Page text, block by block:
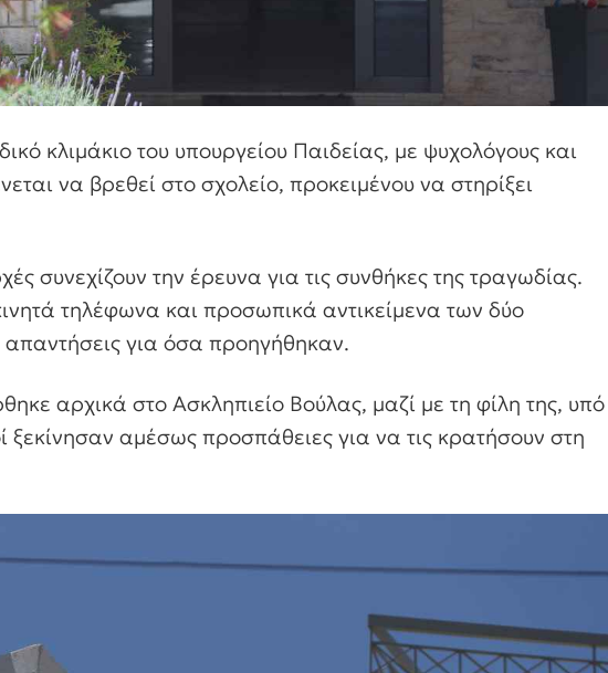
κλιμάκιο του υπουργείου Παιδείας, με ψυχολόγους και
να βρεθεί στο σχολείο, προκειμένου να στηρίξει
συνεχίζουν την έρευνα για τις συνθήκες της τραγωδίας.
τηλέφωνα και προσωπικά αντικείμενα των δύο
για όσα προηγήθηκαν.
αρχικά στο Ασκληπιείο Βούλας, μαζί με τη φίλη της, υπό
ξεκίνησαν αμέσως προσπάθειες για να τις κρατήσουν στη